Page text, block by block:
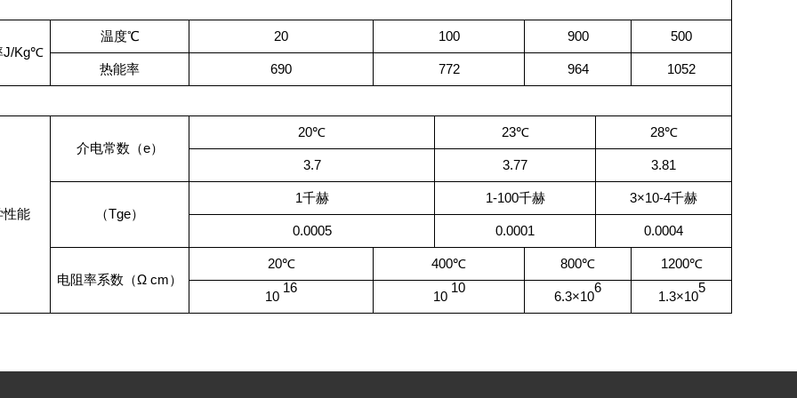
J/Kg℃
温度℃ 20 100 900 500
热能率 690 772 964 1052
性能
介电常数（e）
20℃ 23℃ 28℃
3.7 3.77 3.81
（Tge）
1千赫 1-100千赫 3×10-4千赫
0.0005 0.0001 0.0004
电阻率系数（Ω cm）
20℃ 400℃ 800℃ 1200℃
10
16
10
10
6.3×10
6
1.3×10
5